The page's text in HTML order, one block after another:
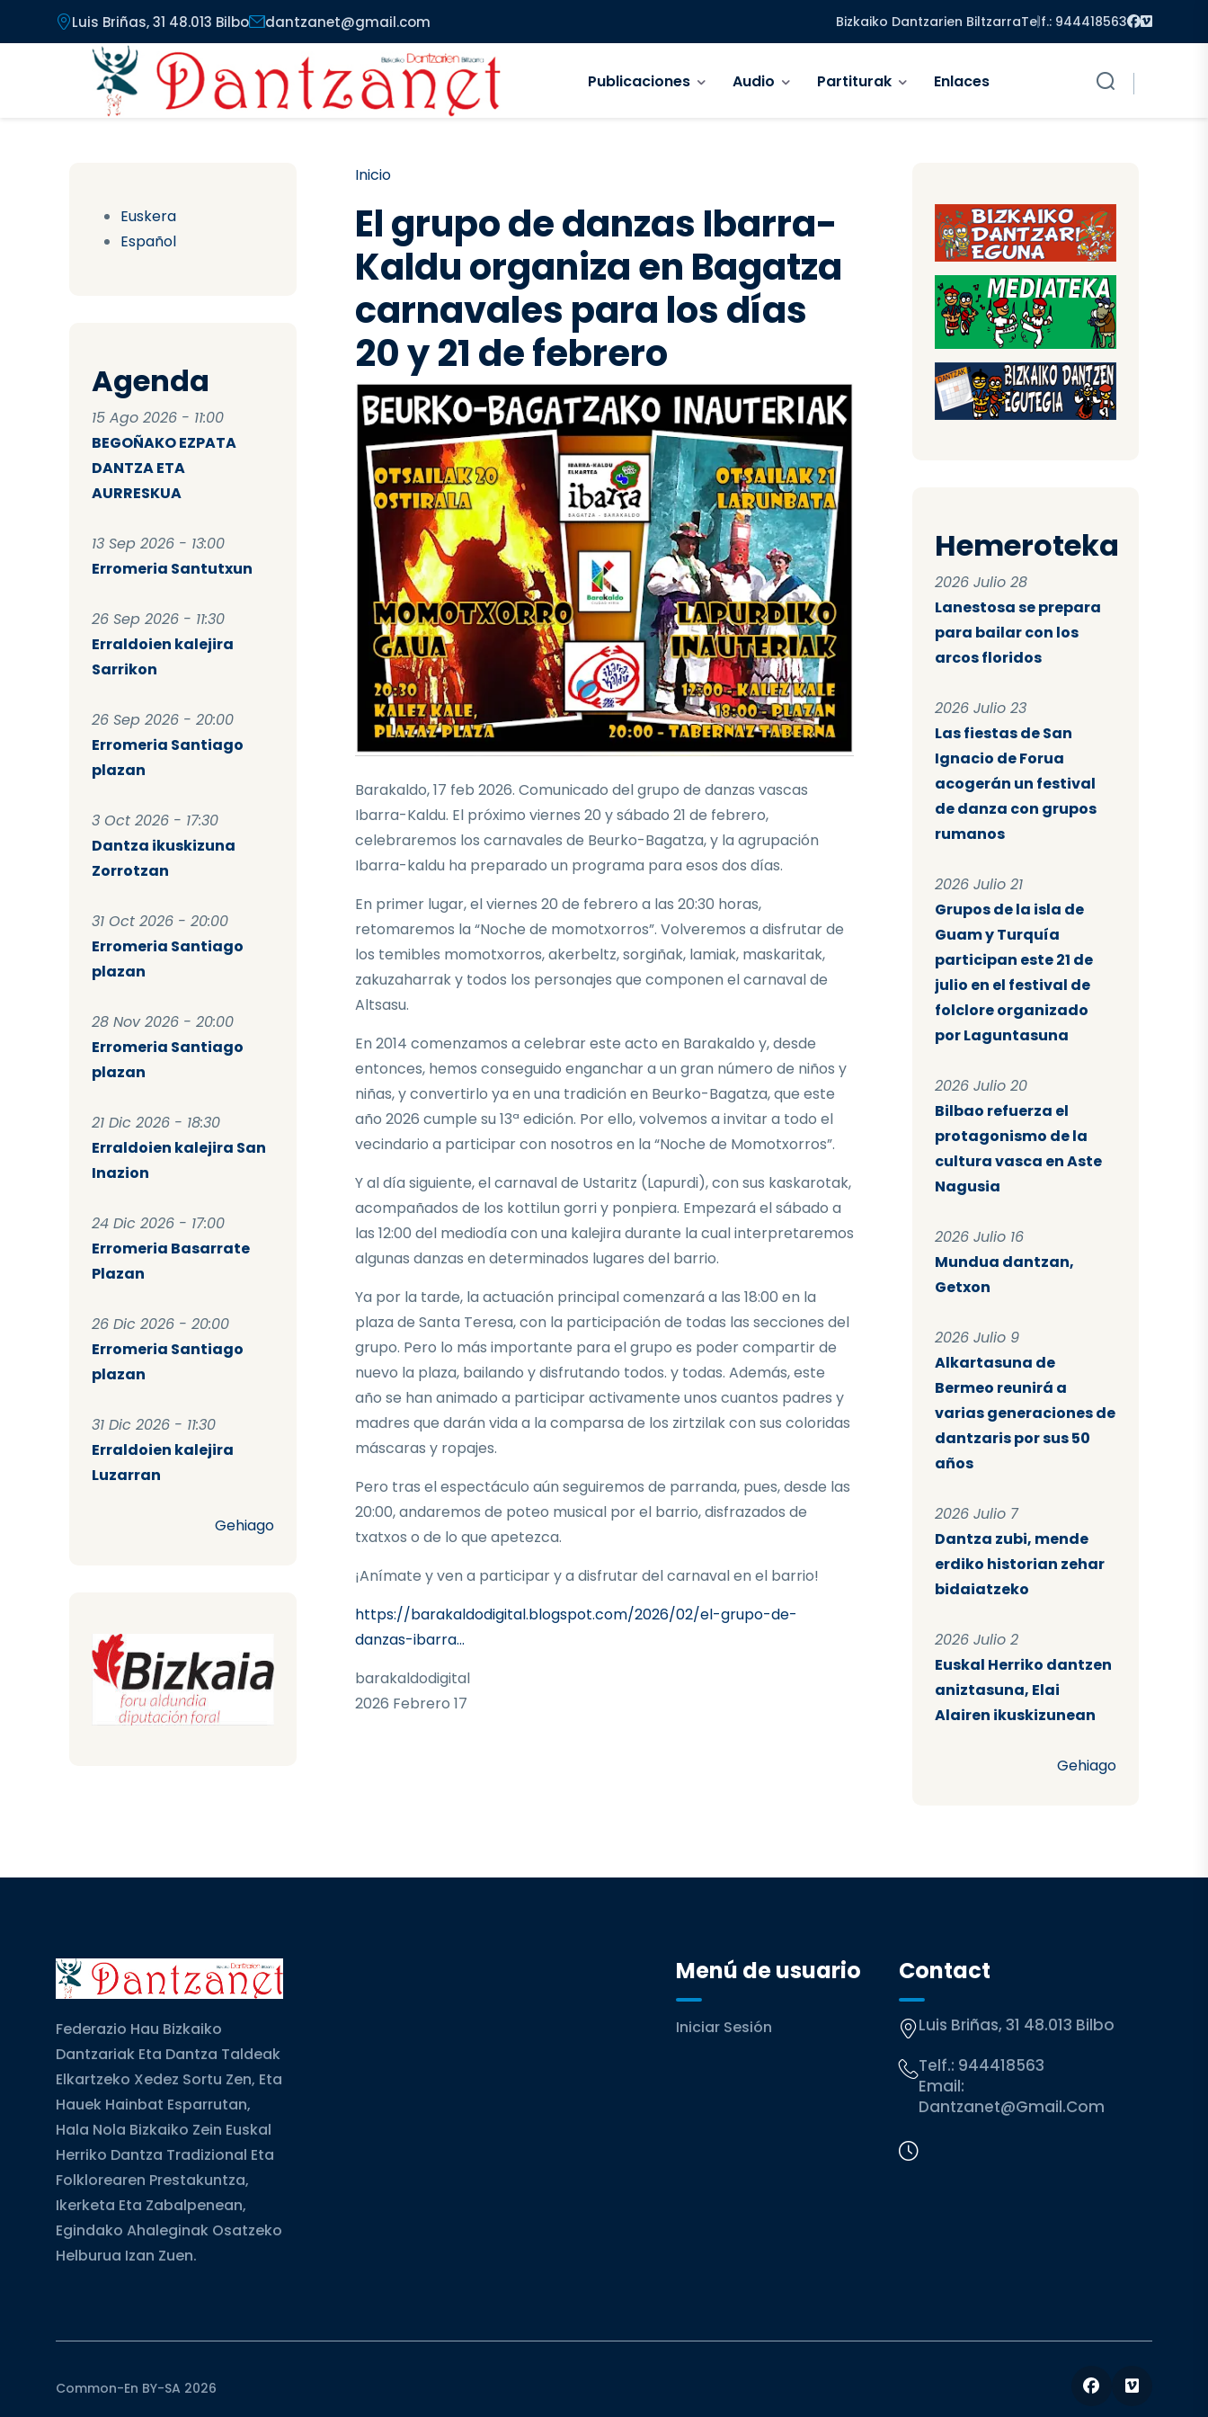
Pasar al contenido principal
Luis Briñas, 31 48.013 Bilbo dantzanet@gmail.com Bizkaiko Dantzarien BiltzarraTelf.: 944418563 Facebook
Vimeo
Publicaciones Audio Partiturak Enlaces
Euskera
Español
Agenda
15 Ago 2026 - 11:00
BEGOÑAKO EZPATA
DANTZA ETA
AURRESKUA
13 Sep 2026 - 13:00
Erromeria Santutxun
26 Sep 2026 - 11:30
Erraldoien kalejira
Sarrikon
26 Sep 2026 - 20:00
Erromeria Santiago
plazan
3 Oct 2026 - 17:30
Dantza ikuskizuna
Zorrotzan
31 Oct 2026 - 20:00
Erromeria Santiago
plazan
28 Nov 2026 - 20:00
Erromeria Santiago
plazan
21 Dic 2026 - 18:30
Erraldoien kalejira San
Inazion
24 Dic 2026 - 17:00
Erromeria Basarrate
Plazan
26 Dic 2026 - 20:00
Erromeria Santiago
plazan
31 Dic 2026 - 11:30
Erraldoien kalejira
Luzarran
Gehiago
Ruta de navegación
Inicio
El grupo de danzas Ibarra-
Kaldu organiza en Bagatza
carnavales para los días
20 y 21 de febrero
Barakaldo, 17 feb 2026. Comunicado del grupo de danzas vascas
Ibarra-Kaldu. El próximo viernes 20 y sábado 21 de febrero,
celebraremos los carnavales de Beurko-Bagatza, y la agrupación
Ibarra-kaldu ha preparado un programa para esos dos días.
En primer lugar, el viernes 20 de febrero a las 20:30 horas,
retomaremos la “Noche de momotxorros”. Volveremos a disfrutar de
los temibles momotxorros, akerbeltz, sorgiñak, lamiak, maskaritak,
zakuzaharrak y todos los personajes que componen el carnaval de
Altsasu.
En 2014 comenzamos a celebrar este acto en Barakaldo y, desde
entonces, hemos conseguido enganchar a un gran número de niños y
niñas, y convertirlo ya en una tradición en Beurko-Bagatza, que este
año 2026 cumple su 13ª edición. Por ello, volvemos a invitar a todo el
vecindario a participar con nosotros en la “Noche de Momotxorros”.
Y al día siguiente, el carnaval de Ustaritz (Lapurdi), con sus kaskarotak,
acompañados de los kottilun gorri y ponpiera. Empezará el sábado a
las 12:00 del mediodía con una kalejira durante la cual interpretaremos
algunas danzas en determinados lugares del barrio.
Ya por la tarde, la actuación principal comenzará a las 18:00 en la
plaza de Santa Teresa, con la participación de todas las secciones del
grupo. Pero lo más importante para el grupo es poder compartir de
nuevo la plaza, bailando y disfrutando todos. y todas. Además, este
año se han animado a participar activamente unos cuantos padres y
madres que darán vida a la comparsa de los zirtzilak con sus coloridas
máscaras y ropajes.
Pero tras el espectáculo aún seguiremos de parranda, pues, desde las
20:00, andaremos de poteo musical por el barrio, disfrazados de
txatxos o de lo que apetezca.
¡Anímate y ven a participar y a disfrutar del carnaval en el barrio!
https://barakaldodigital.blogspot.com/2026/02/el-grupo-de-
danzas-ibarra…
barakaldodigital
2026 Febrero 17
Hemeroteka
2026 Julio 28
Lanestosa se prepara
para bailar con los
arcos floridos
2026 Julio 23
Las fiestas de San
Ignacio de Forua
acogerán un festival
de danza con grupos
rumanos
2026 Julio 21
Grupos de la isla de
Guam y Turquía
participan este 21 de
julio en el festival de
folclore organizado
por Laguntasuna
2026 Julio 20
Bilbao refuerza el
protagonismo de la
cultura vasca en Aste
Nagusia
2026 Julio 16
Mundua dantzan,
Getxon
2026 Julio 9
Alkartasuna de
Bermeo reunirá a
varias generaciones de
dantzaris por sus 50
años
2026 Julio 7
Dantza zubi, mende
erdiko historian zehar
bidaiatzeko
2026 Julio 2
Euskal Herriko dantzen
aniztasuna, Elai
Alairen ikuskizunean
Gehiago
Federazio Hau Bizkaiko
Dantzariak Eta Dantza Taldeak
Elkartzeko Xedez Sortu Zen, Eta
Hauek Hainbat Esparrutan,
Hala Nola Bizkaiko Zein Euskal
Herriko Dantza Tradizional Eta
Folklorearen Prestakuntza,
Ikerketa Eta Zabalpenean,
Egindako Ahaleginak Osatzeko
Helburua Izan Zuen.
Menú de usuario
Iniciar Sesión
Contact
Luis Briñas, 31 48.013 Bilbo
Telf.: 944418563
Email:
Dantzanet@gmail.com
Common-En BY-SA 2026 Facebook
Vimeo